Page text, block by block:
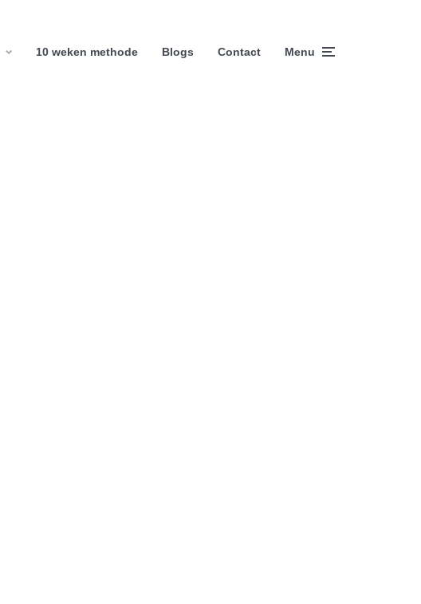
10 weken methode Blogs Contact Menu